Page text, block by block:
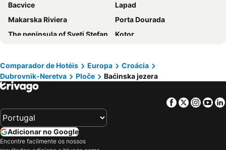
Bacvice
Lapad
Makarska Riviera
Porta Dourada
The peninsula of Sveti Stefan
Kotor
Porta de Prata
Riva
Palácio de Diocleciano
Portonuovo
Porto Montenegro
Jaz
Muralhas de Dubrovnik
Praia Kupari
Slovenska plaža
Comparador de Hotéis Europa
Croácia
Dubrovnik-Neretva
Ploče Baćinska jezera
Facebook
Twitter
Adicionar no Google
Encontre facilmente os nossos